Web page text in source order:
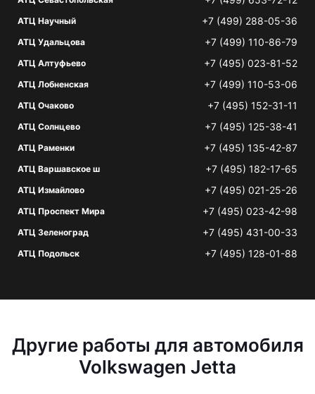
АТЦ Научный +7 (499) 288-05-36
АТЦ Удальцова +7 (499) 110-86-79
АТЦ Алтуфьево +7 (495) 023-81-52
АТЦ Лобненская +7 (499) 110-53-06
АТЦ Очаково +7 (495) 152-31-11
АТЦ Солнцево +7 (495) 125-38-41
АТЦ Раменки +7 (495) 135-42-87
АТЦ Варшавское ш +7 (495) 182-17-65
АТЦ Измайлово +7 (495) 021-25-26
АТЦ Проспект Мира +7 (495) 023-42-98
АТЦ Зеленоград +7 (495) 431-00-33
АТЦ Подольск +7 (495) 128-01-88
Другие работы для автомобиля
Volkswagen Jetta